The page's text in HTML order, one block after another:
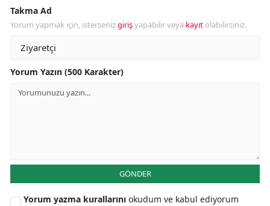
Takma Ad
Yorum yapmak için, istersenizgirişyapabilir veya kayıt olabilirsiniz.
Yorum Yazın (500 Karakter)
GÖNDER
Yorum yazma kurallarını okudum ve kabul ediyorum